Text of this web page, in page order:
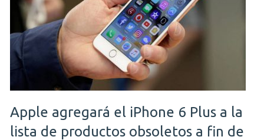
Apple agregará el iPhone 6 Plus a la
lista de productos obsoletos a fin de